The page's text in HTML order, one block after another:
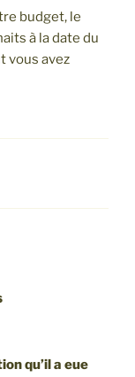
budget, le
à la date du
vous avez
qu’il a eue